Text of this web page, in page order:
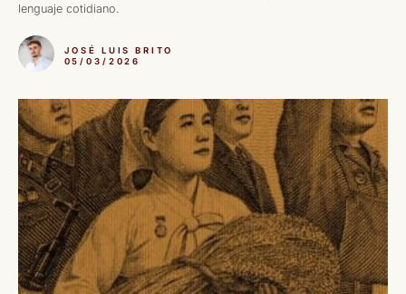
lenguaje cotidiano.
JOSÉ LUIS BRITO
05/03/2026